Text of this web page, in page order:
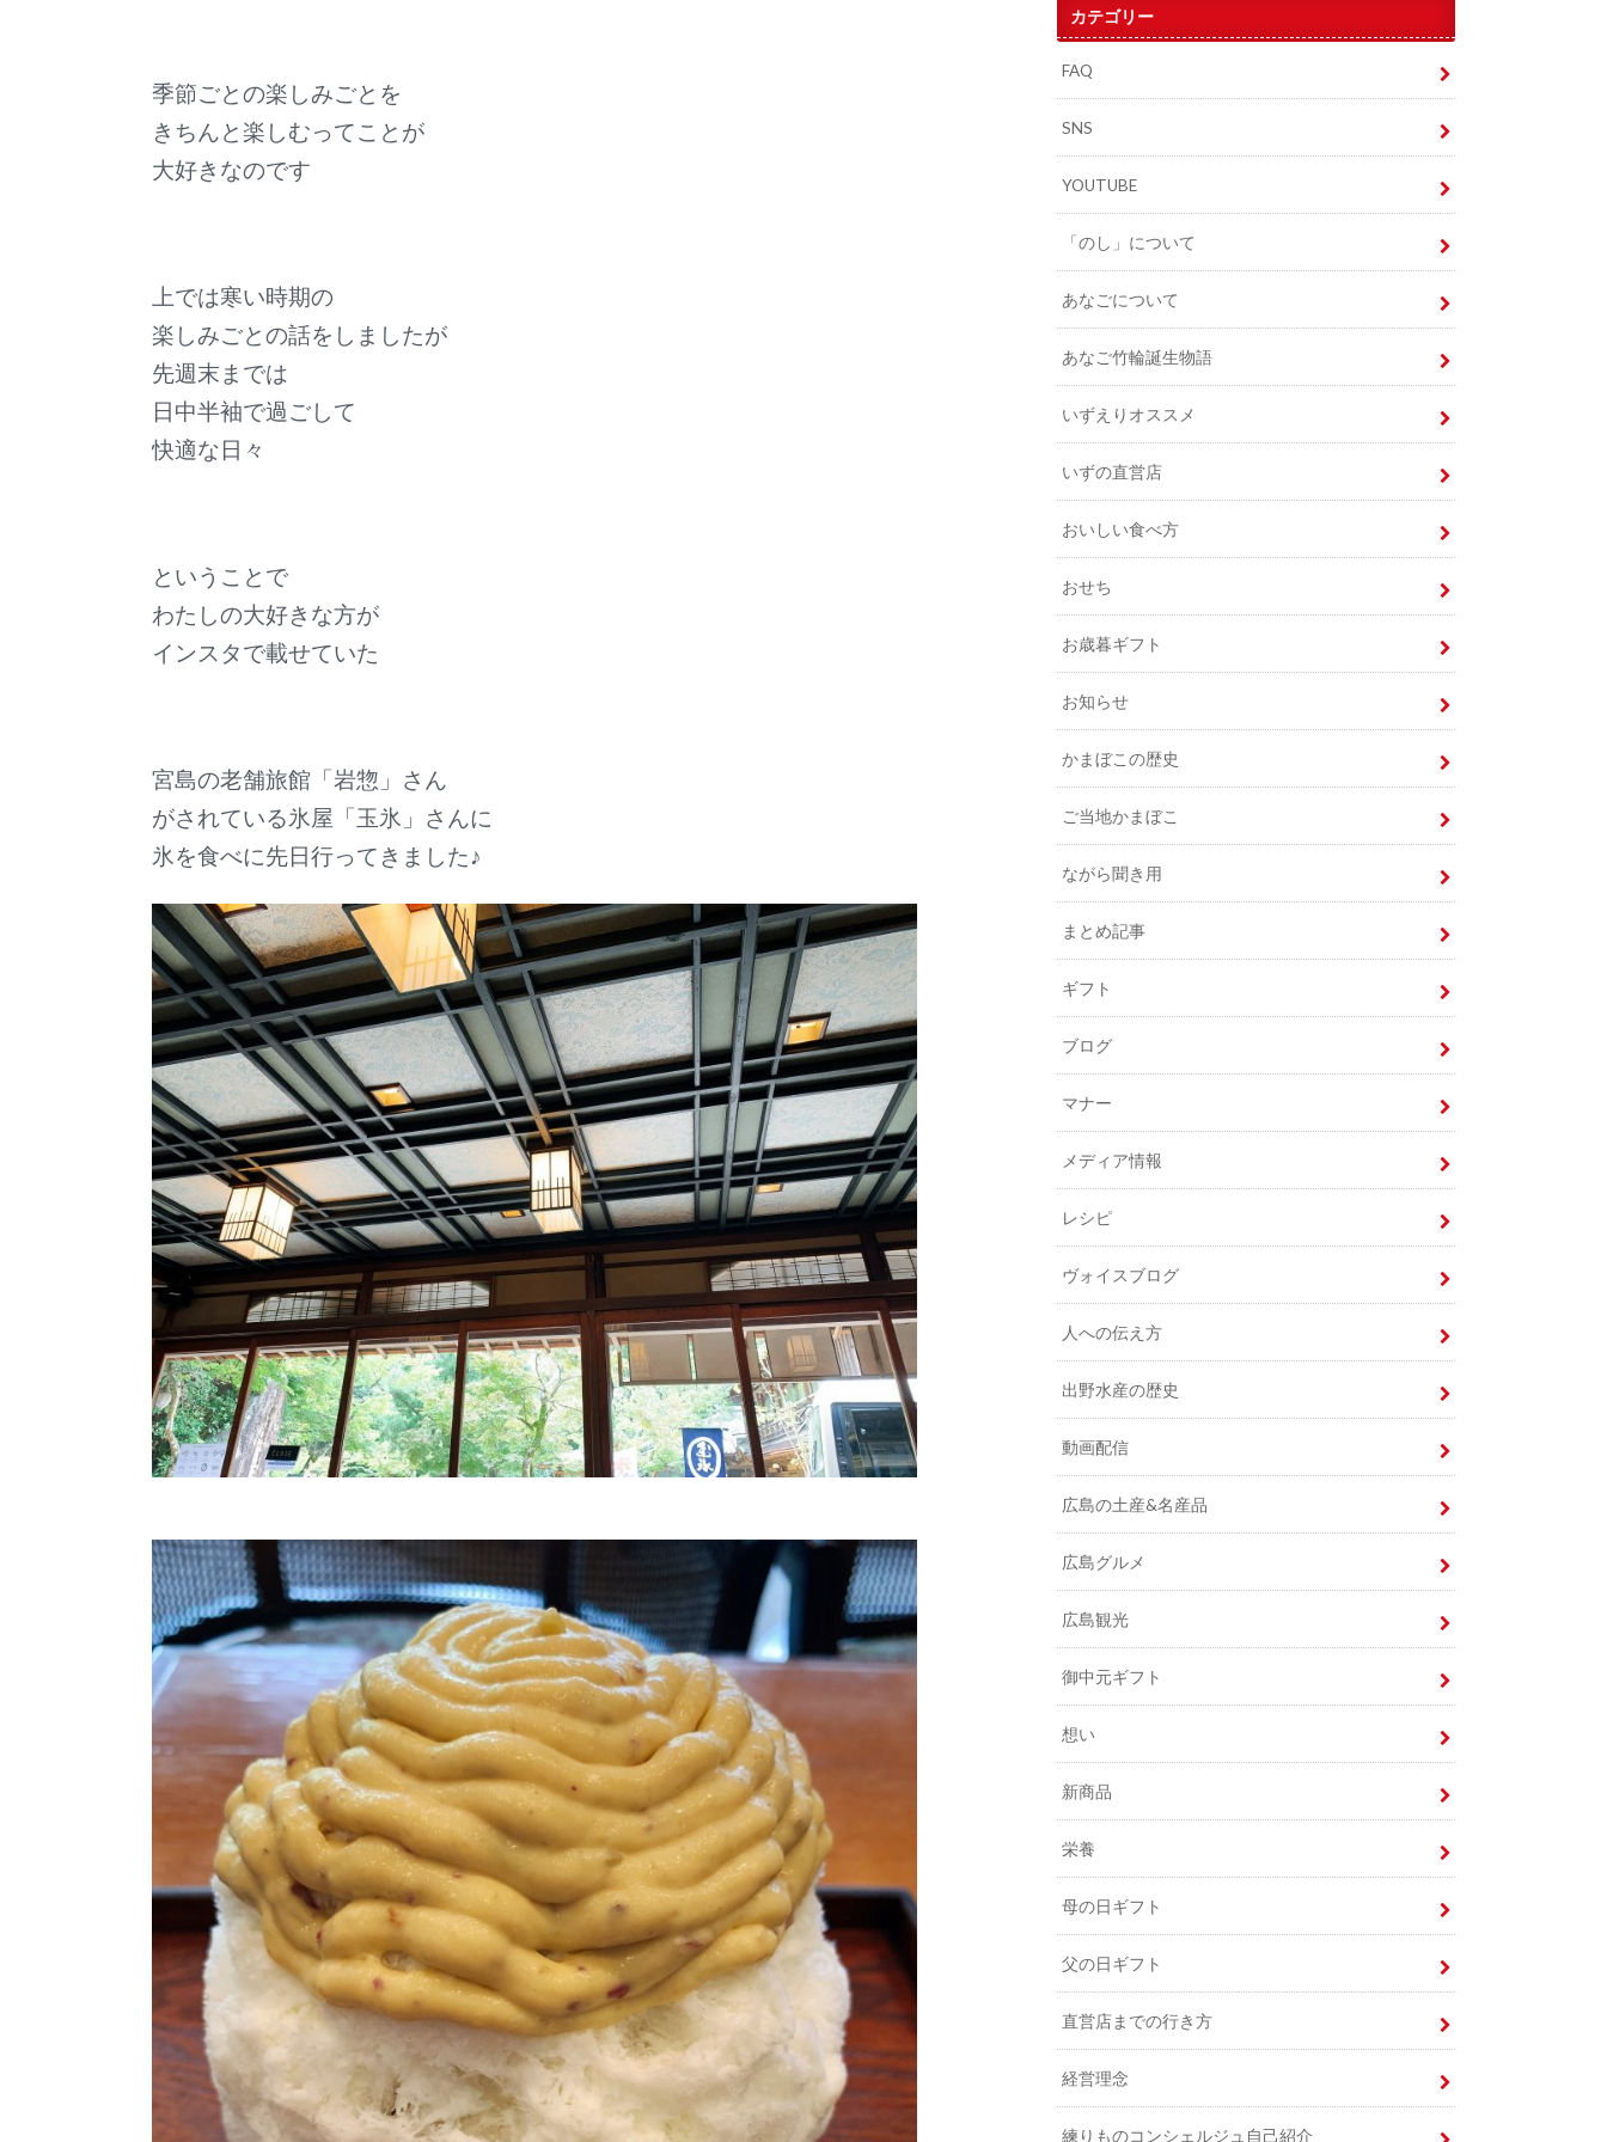
季節ごとの楽しみごとを
きちんと楽しむってことが
大好きなのです
上では寒い時期の
楽しみごとの話をしましたが
先週末までは
日中半袖で過ごして
快適な日々
ということで
わたしの大好きな方が
インスタで載せていた
宮島の老舗旅館「岩惣」さん
がされている氷屋「玉氷」さんに
氷を食べに先日行ってきました♪
カテゴリー
FAQ
SNS
YOUTUBE
「のし」について
あなごについて
あなご竹輪誕生物語
いずえりオススメ
いずの直営店
おいしい食べ方
おせち
お歳暮ギフト
お知らせ
かまぼこの歴史
ご当地かまぼこ
ながら聞き用
まとめ記事
ギフト
ブログ
マナー
メディア情報
レシピ
ヴォイスブログ
人への伝え方
出野水産の歴史
動画配信
広島の土産&名産品
広島グルメ
広島観光
御中元ギフト
想い
新商品
栄養
母の日ギフト
父の日ギフト
直営店までの行き方
経営理念
練りものコンシェルジュ自己紹介